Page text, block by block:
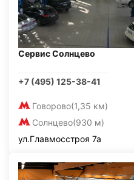
Сервис Солнцево
+7 (495) 125-38-41
Говорово(1,35 км)
Солнцево(930 м)
ул.Главмосстроя 7а